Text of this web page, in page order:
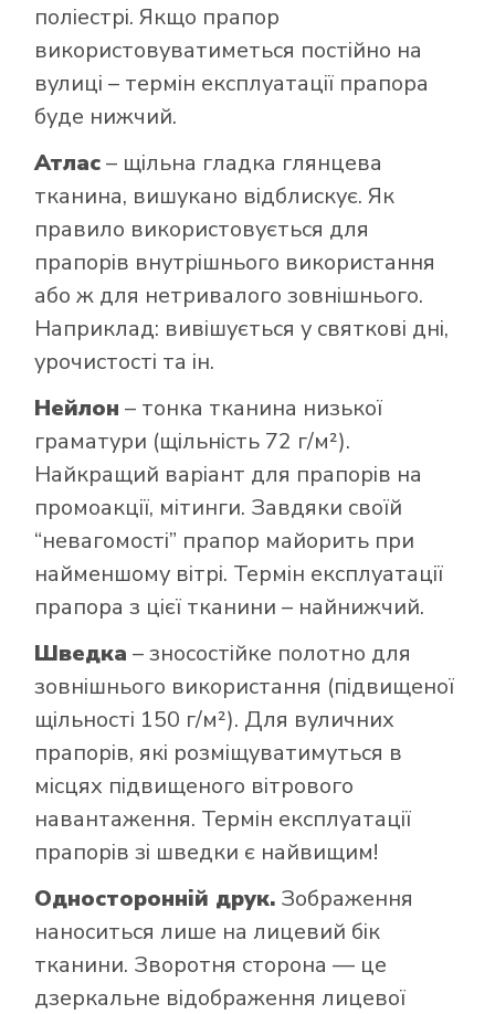
поліестрі. Якщо прапор
використовуватиметься постійно на
вулиці – термін експлуатації прапора
буде нижчий.
Атлас– щільна гладка глянцева
тканина, вишукано відблискує. Як
правило використовується для
прапорів внутрішнього використання
або ж для нетривалого зовнішнього.
Наприклад: вивішується у святкові дні,
урочистості та ін.
Нейлон – тонка тканина низької
граматури (щільність 72 г/м²).
Найкращий варіант для прапорів на
промоакції, мітинги. Завдяки своїй
“невагомості” прапор майорить при
найменшому вітрі. Термін експлуатації
прапора з цієї тканини – найнижчий.
Шведка – зносостійке полотно для
зовнішнього використання (підвищеної
щільності 150 г/м²). Для вуличних
прапорів, які розміщуватимуться в
місцях підвищеного вітрового
навантаження. Термін експлуатації
прапорів зі шведки є найвищим!
Односторонній друк. Зображення
наноситься лише на лицевий бік
тканини. Зворотня сторона — це
дзеркальне відображення лицевої